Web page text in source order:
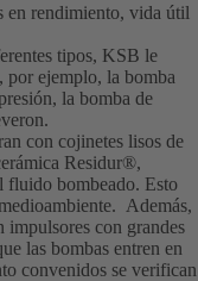
en rendimiento, vida útil
tipos, KSB le
por ejemplo, la bomba
la bomba de
con cojinetes lisos de
Residur®,
fluido bombeado. Esto
Además,
impulsores con grandes
las bombas entren en
convenidos se verifican